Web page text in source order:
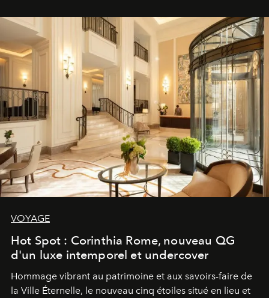
VOYAGE
Hot Spot : Corinthia Rome, nouveau QG
d'un luxe intemporel et undercover
Hommage vibrant au patrimoine et aux savoirs-faire de
la Ville Éternelle, le nouveau cinq étoiles situé en lieu et